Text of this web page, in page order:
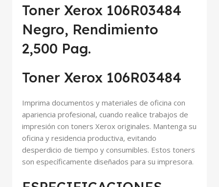
Toner Xerox 106R03484
Negro, Rendimiento
2,500 Pag.
Toner Xerox 106R03484
Imprima documentos y materiales de oficina con
apariencia profesional, cuando realice trabajos de
impresión con toners Xerox originales. Mantenga su
oficina y residencia productiva, evitando
desperdicio de tiempo y consumibles. Estos toners
son específicamente diseñados para su impresora.